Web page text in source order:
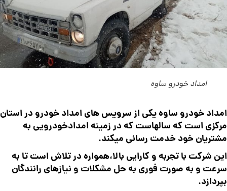
امداد خودرو ساوه
امداد خودرو ساوه یکی از سرویس های امداد خودرو در استان
مرکزی است که سالهاست که در زمینه امدادخودرویی به
مشتریان خود خدمت رسانی میکند.
این شرکت با تجربه و کارایی بالا،همواره در تلاش است تا به
سرعت و به صورت فوری به حل مشکلات و نیازهای رانندگان
بپردازد.